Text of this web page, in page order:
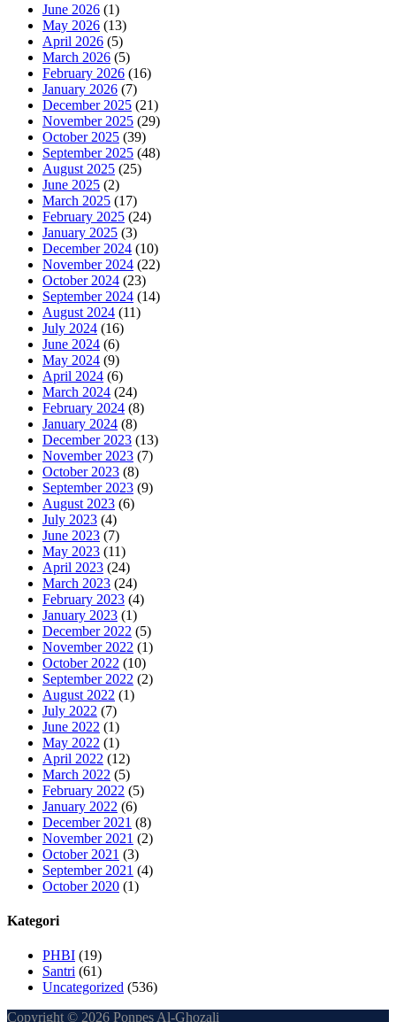
June 2026 (1)
May 2026 (13)
April 2026 (5)
March 2026 (5)
February 2026 (16)
January 2026 (7)
December 2025 (21)
November 2025 (29)
October 2025 (39)
September 2025 (48)
August 2025 (25)
June 2025 (2)
March 2025 (17)
February 2025 (24)
January 2025 (3)
December 2024 (10)
November 2024 (22)
October 2024 (23)
September 2024 (14)
August 2024 (11)
July 2024 (16)
June 2024 (6)
May 2024 (9)
April 2024 (6)
March 2024 (24)
February 2024 (8)
January 2024 (8)
December 2023 (13)
November 2023 (7)
October 2023 (8)
September 2023 (9)
August 2023 (6)
July 2023 (4)
June 2023 (7)
May 2023 (11)
April 2023 (24)
March 2023 (24)
February 2023 (4)
January 2023 (1)
December 2022 (5)
November 2022 (1)
October 2022 (10)
September 2022 (2)
August 2022 (1)
July 2022 (7)
June 2022 (1)
May 2022 (1)
April 2022 (12)
March 2022 (5)
February 2022 (5)
January 2022 (6)
December 2021 (8)
November 2021 (2)
October 2021 (3)
September 2021 (4)
October 2020 (1)
Kategori
PHBI (19)
Santri (61)
Uncategorized (536)
Copyright © 2026 Ponpes Al-Ghozali